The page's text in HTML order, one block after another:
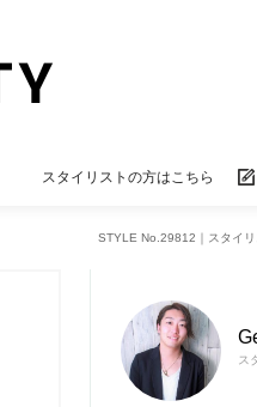
スタイリストの方はこちら
STYLE No.29812｜スタイ
ス